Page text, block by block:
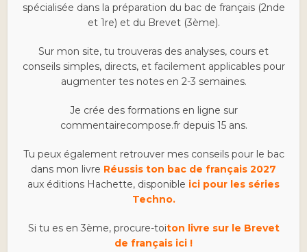
spécialisée dans la préparation du bac de français (2nde
et 1re) et du Brevet (3ème).
Sur mon site, tu trouveras des analyses, cours et
conseils simples, directs, et facilement applicables pour
augmenter tes notes en 2-3 semaines.
Je crée des formations en ligne sur
commentairecompose.fr depuis 15 ans.
Tu peux également retrouver mes conseils pour le bac
dans mon livre Réussis ton bac de français 2027
aux éditions Hachette, disponible ici pour les séries
Techno.
Si tu es en 3ème, procure-toiton livre sur le Brevet
de français ici !